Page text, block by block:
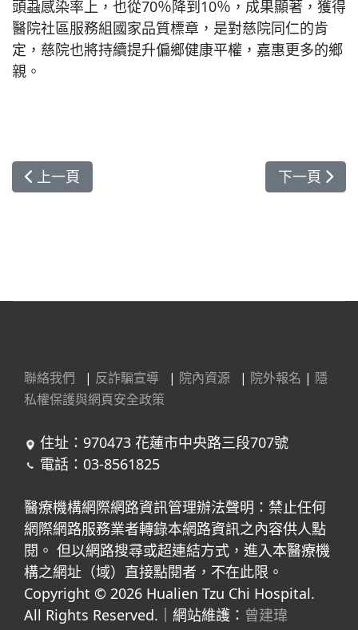
頭蝨感染率上，也從70％降到10％，成果顯著，獲得
醫院社區服務組國家品質標章，是對慈院同仁的肯
定，慈院也將持續提升偏鄉健康平權，嘉惠更多的鄉
親。
上一篇文章: 戒斷酒癮 專業治療易成功
上一頁 下一篇文章
下一頁
聯絡我們 | 反詐騙宣導 | 院內資源 | 院外報名 | 隱
私權保護與網頁安全政策
住址：970473 花蓮市中央路三段707號
電話：03-8561825
醫療機構網際網路資訊管理辦法聲明：禁止任何
網際網路服務業者轉錄本網路資訊之內容供人點
閱。 但以網路搜尋或超連結方式，進入本醫療機
構之網址（域）直接點閱者，不在此限。
Copyright © 2026 Hualien Tzu Chi Hospital.
All Rights Reserved.｜網站維護： 曾建瑋